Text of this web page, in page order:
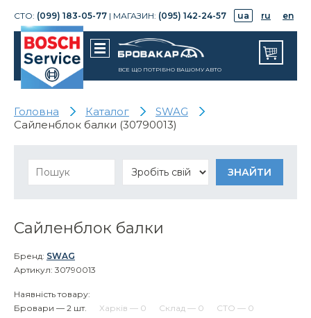
СТО: (099) 183-05-77 | МАГАЗИН: (095) 142-24-57 ua ru en
ВСЕ ЩО ПОТРІБНО ВАШОМУ АВТО
Головна Каталог
SWAG
Сайленблок балки (30790013)
Сайленблок балки
Бренд: SWAG
Артикул: 30790013
Наявність товару:
Бровари — 2 шт.
Харків — 0 Склад — 0 СТО — 0